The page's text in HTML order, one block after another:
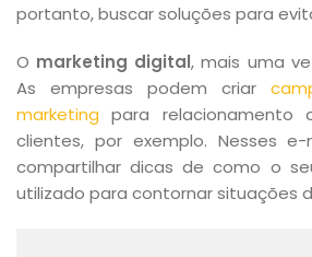
portanto, buscar soluções para
O marketing digital, mais uma
As empresas podem criar
marketing para relacionamento
clientes, por exemplo. Nesses
compartilhar dicas de como o
utilizado para contornar situações